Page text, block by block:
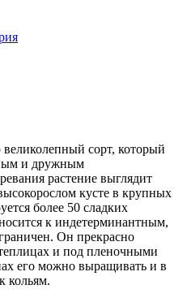
сорт, который
и дружным
растение выглядит
кусте в крупных
более 50 сладких
к индетерминантным,
Он прекрасно
и под пленочными
его можно выращивать и в
кольям.